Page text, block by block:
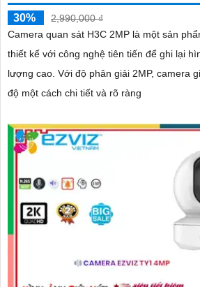
30%
2,990,000 ₫
Camera quan sát H3C 2MP là một sản
thiết kế với công nghệ tiên tiến để ghi lại
lượng cao. Với độ phân giải 2MP, camera giúp quan sát mọi góc
độ một cách chi tiết và rõ ràng